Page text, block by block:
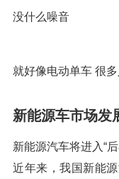
没什么噪音
就好像电动单车 很
新能源车市场发
新能源汽车将进入“
近年来，我国新能